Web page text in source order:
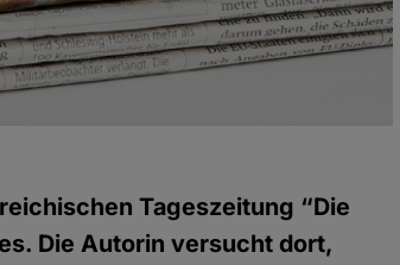
Tageszeitung “Die
Die Autorin versucht dort,